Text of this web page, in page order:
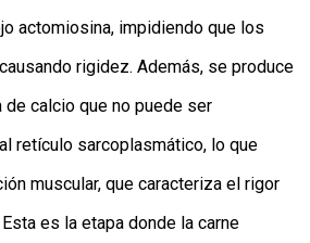
actomiosina, impidiendo que los
rigidez. Además, se produce
de calcio que no puede ser
retículo sarcoplasmático, lo que
muscular, que caracteriza el rigor
es la etapa donde la carne